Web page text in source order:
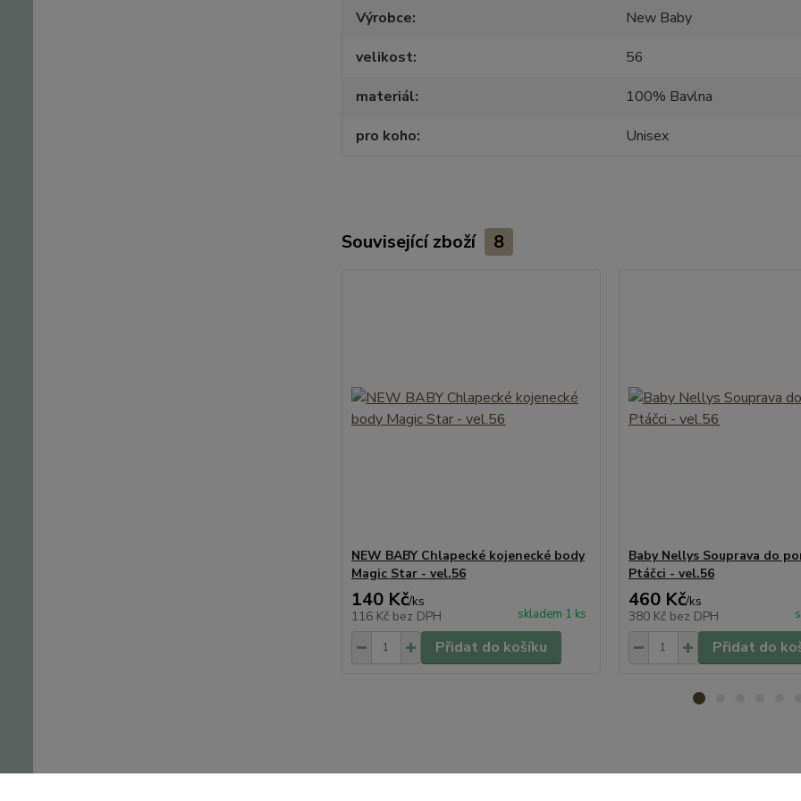
Výrobce
New Baby
velikost
56
materiál
100% Bavlna
pro koho
Unisex
Související zboží 8
NEW BABY Chlapecké kojenecké body
Magic Star - vel.56
140 Kč/ks
116 Kč bez DPH skladem 1 ks
Přidat do košíku
Baby Nellys Souprava do
Ptáčci - vel.56
460 Kč/ks
380 Kč bez DPH
Přidat do